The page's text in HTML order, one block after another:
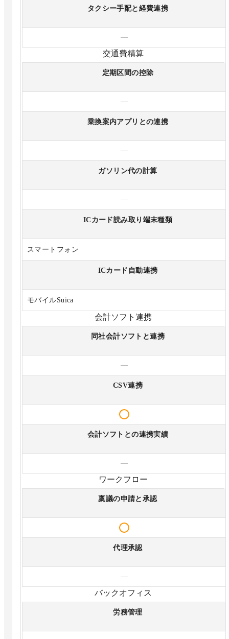
タクシー手配と経費連携
—
交通費精算
定期区間の控除
—
乗換案内アプリとの連携
—
ガソリン代の計算
—
ICカード読み取り端末種類
スマートフォン
ICカード自動連携
モバイルSuica
会計ソフト連携
同社会計ソフトと連携
—
CSV連携
会計ソフトとの連携実績
—
ワークフロー
稟議の申請と承認
代理承認
—
バックオフィス
労務管理